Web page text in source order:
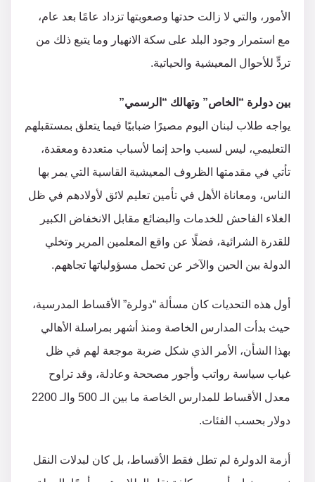
الأمور، والتي لا زالت حدتها وصعوبتها تزداد عامًا بعد عام،
مع استمرار وجود البلد على سكة الانهيار وما يتبع ذلك من
تردٍّ للأحوال المعيشية والحياتية.
بين دولرة “الخاص” وتهالك “الرسمي”
يواجه طلاب لبنان اليوم مصيرًا ضبابيًا فيما يتعلق بمستقبلهم
التعليمي، ليس لسبب واحد إنما لأسباب متعددة ومعقدة،
تأتي في مقدمتها الظروف المعيشية القاسية التي يمر بها
الناس، ومعاناة الأهل في تأمين تعليم لائق لأولادهم في ظل
الغلاء الفاحش للخدمات والبضائع مقابل الانخفاض الكبير
للقدرة الشرائية، فضلًا عن واقع المعلمين المرير وتخلي
الدولة بين الحين والآخر عن تحمل مسؤولياتها تجاههم.
أول هذه التحديات كان مسألة “دولرة” الأقساط المدرسية،
حيث بدأت المدارس الخاصة ومنذ أشهر بمراسلة الأهالي
بهذا الشأن، الأمر الذي شكل ضربة موجعة لهم في ظل
غياب سياسة رواتب وأجور مصححة وعادلة، وقد تراوح
معدل الأقساط للمدارس الخاصة ما بين الـ 500 والـ 2200
دولار بحسب الفئات.
أزمة الدولرة لم تطل فقط الأقساط، بل كان لبدلات النقل